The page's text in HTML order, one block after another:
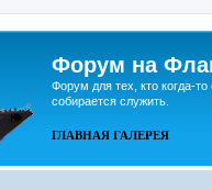
Форум на
Форум для тех, кто когда-
собирается служить.
ГЛАВНАЯ ГАЛЕРЕЯ